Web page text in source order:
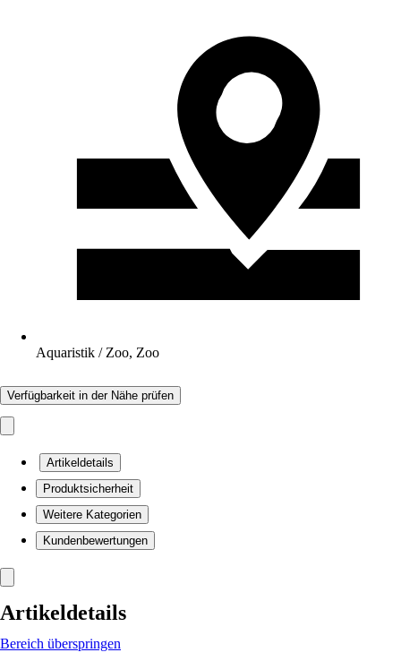
Aquaristik / Zoo, Zoo
Verfügbarkeit in der Nähe prüfen
Artikeldetails
Produktsicherheit
Weitere Kategorien
Kundenbewertungen
Artikeldetails
Bereich überspringen